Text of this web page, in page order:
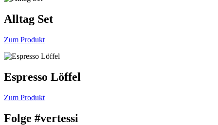
Alltag Set
Zum Produkt
Espresso Löffel
Zum Produkt
Folge #vertessi